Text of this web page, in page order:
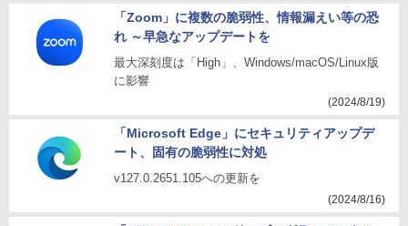
「Zoom」に複数の脆弱性、情報漏えい等の恐
れ ～早急なアップデートを
最大深刻度は「High」、Windows/macOS/Linux版
に影響
(2024/8/19)
「Microsoft Edge」にセキュリティアップデ
ート、固有の脆弱性に対処
v127.0.2651.105への更新を
(2024/8/16)